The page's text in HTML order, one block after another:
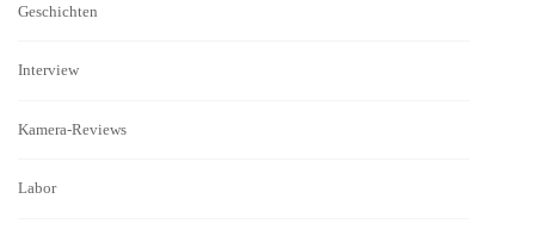
Geschichten
Interview
Kamera-Reviews
Labor